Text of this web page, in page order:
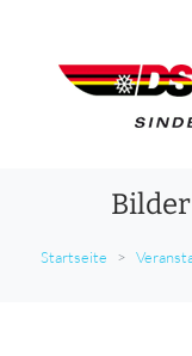
Startseite